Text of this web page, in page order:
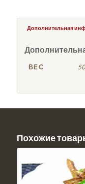
Дополнительная
ВЕС
Похожие